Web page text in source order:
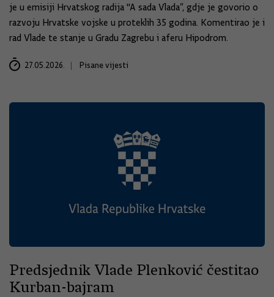
je u emisiji Hrvatskog radija "A sada Vlada”, gdje je govorio o
razvoju Hrvatske vojske u proteklih 35 godina. Komentirao je i
rad Vlade te stanje u Gradu Zagrebu i aferu Hipodrom.
27.05.2026. Pisane vijesti
Predsjednik Vlade Plenković čestitao
Kurban-bajram